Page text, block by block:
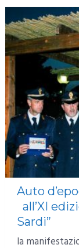
Auto
all’XI
Sardi”
la